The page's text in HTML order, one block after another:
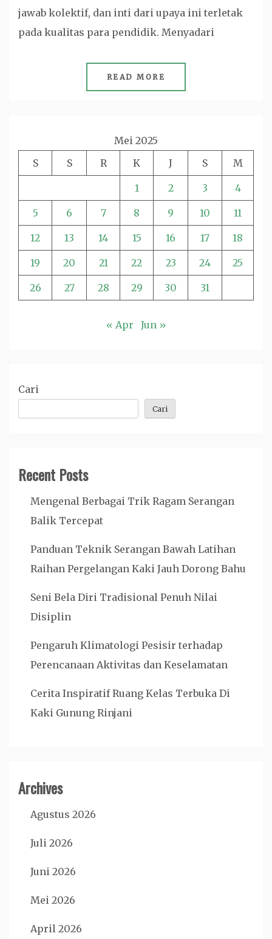
jawab kolektif, dan inti dari upaya ini terletak
pada kualitas para pendidik. Menyadari
READ MORE
Mei 2025
S
S R K J S M
1 2 3 4
5 6 7 8 9 10 11
12 13 14 15 16 17 18
19 20 21 22 23 24 25
26 27 28 29 30 31
« Apr Jun »
Cari
Cari
Recent Posts
Mengenal Berbagai Trik Ragam Serangan
Balik Tercepat
Panduan Teknik Serangan Bawah Latihan
Raihan Pergelangan Kaki Jauh Dorong Bahu
Seni Bela Diri Tradisional Penuh Nilai
Disiplin
Pengaruh Klimatologi Pesisir terhadap
Perencanaan Aktivitas dan Keselamatan
Cerita Inspiratif Ruang Kelas Terbuka Di
Kaki Gunung Rinjani
Archives
Agustus 2026
Juli 2026
Juni 2026
Mei 2026
April 2026